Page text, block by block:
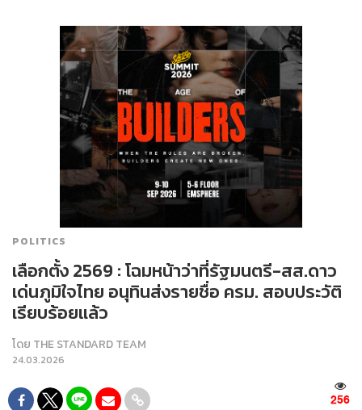
POLITICS
เลือกตั้ง 2569 : โฉมหน้าว่าที่รัฐมนตรี-สส.ดาว
เด่นภูมิใจไทย อนุทินส่งรายชื่อ ครม. สอบประวัติ
เรียบร้อยแล้ว
โดย THE STANDARD TEAM
24.03.2026
256